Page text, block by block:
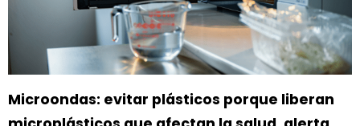
Microondas: evitar plásticos porque liberan